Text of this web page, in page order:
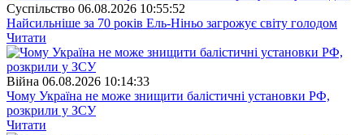
Суспiльство 06.08.2026 10:55:52
Найсильніше за 70 років Ель-Ніньо загрожує світу голодом
Читати
Війна 06.08.2026 10:14:33
Чому Україна не може знищити балістичні установки РФ,
розкрили у ЗСУ
Читати